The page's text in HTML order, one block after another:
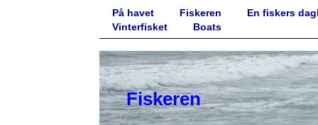
På havet Fiskeren
En fiskers
Vinterfisket
Boats
Fiskeren